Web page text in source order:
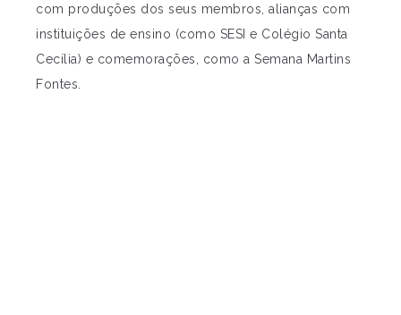
com produções dos seus membros, alianças com
instituições de ensino (como SESI e Colégio Santa
Cecília) e comemorações, como a Semana Martins
Fontes.